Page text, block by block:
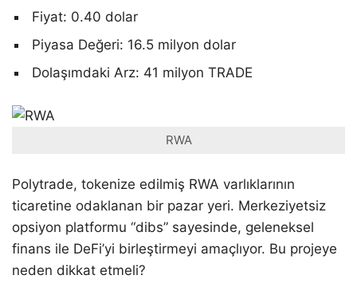
Fiyat: 0.40 dolar
Piyasa Değeri: 16.5 milyon dolar
Dolaşımdaki Arz: 41 milyon TRADE
RWA
Polytrade, tokenize edilmiş RWA varlıklarının
ticaretine odaklanan bir pazar yeri. Merkeziyetsiz
opsiyon platformu “dibs” sayesinde, geleneksel
finans ile DeFi’yi birleştirmeyi amaçlıyor. Bu projeye
neden dikkat etmeli?